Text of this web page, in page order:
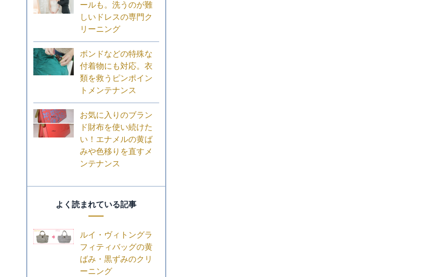
ールも。洗うのが難
しいドレスの専門ク
リーニング
ボンドなどの特殊な
付着物にも対応。衣
類を救うピンポイン
トメンテナンス
お気に入りのブラン
ド財布を使い続けた
い！エナメルの黄ば
みや色移りを直すメ
ンテナンス
よく読まれている記事
ルイ・ヴィトングラ
フィティバッグの黄
ばみ・黒ずみのクリ
ーニング